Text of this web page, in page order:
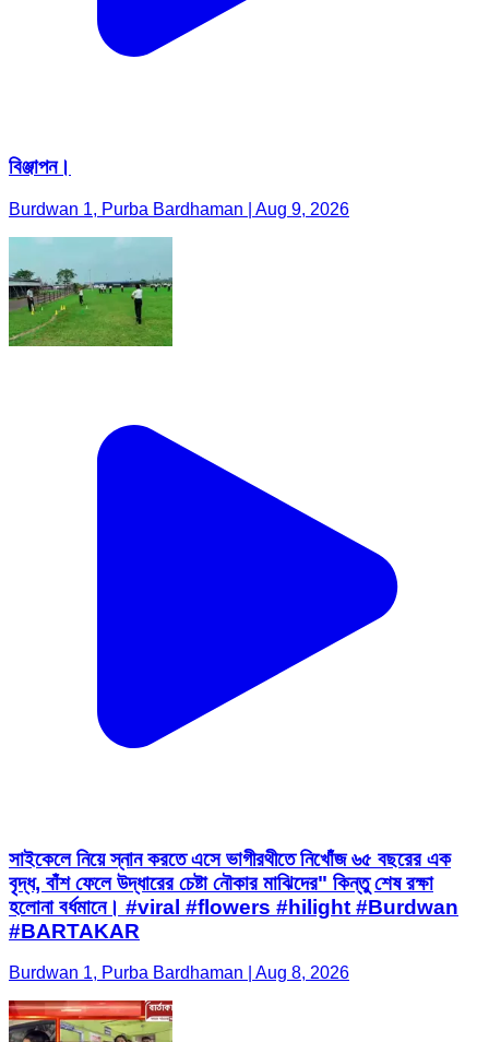
বিঞ্জাপন।
Burdwan 1, Purba Bardhaman | Aug 9, 2026
সাইকেলে নিয়ে স্নান করতে এসে ভাগীরথীতে নিখোঁজ ৬৫ বছরের এক
বৃদ্ধ, বাঁশ ফেলে উদ্ধারের চেষ্টা নৌকার মাঝিদের" কিন্তু শেষ রক্ষা
হলোনা বর্ধমানে। #viral #flowers #hilight #Burdwan
#BARTAKAR
Burdwan 1, Purba Bardhaman | Aug 8, 2026